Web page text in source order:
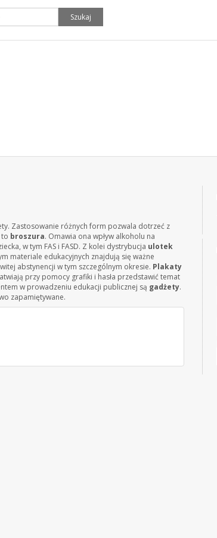
Szukaj
Zastosowanie różnych form pozwala dotrzeć z
broszura. Omawia ona wpływ alkoholu na
w tym FAS i FASD. Z kolei dystrybucja ulotek
materiale edukacyjnych znajdują się ważne
abstynencji w tym szczególnym okresie. Plakaty
przy pomocy grafiki i hasła przedstawić temat
w prowadzeniu edukacji publicznej są gadżety.
zapamiętywane.